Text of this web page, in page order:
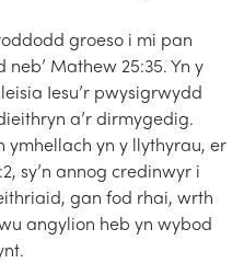
groeso i mi pan
Mathew 25:35. Yn y
Iesu’r pwysigrwydd
a’r dirmygedig.
yn y llythyrau, er
sy’n annog credinwyr i
gan fod rhai, wrth
angylion heb yn wybod